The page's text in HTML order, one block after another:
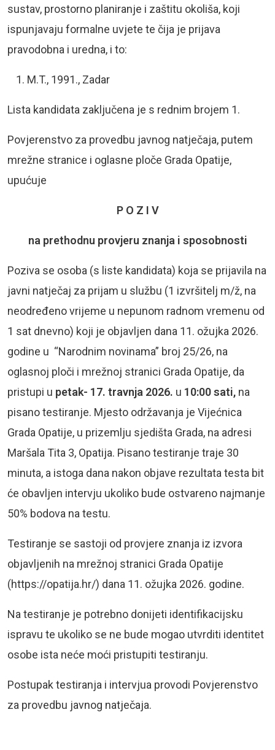
sustav, prostorno planiranje i zaštitu okoliša, koji
ispunjavaju formalne uvjete te čija je prijava
pravodobna i uredna, i to:
M.T., 1991., Zadar
Lista kandidata zaključena je s rednim brojem 1.
Povjerenstvo za provedbu javnog natječaja, putem
mrežne stranice i oglasne ploče Grada Opatije,
upućuje
P O Z I V
na prethodnu provjeru znanja i sposobnosti
Poziva se osoba (s liste kandidata) koja se prijavila na
javni natječaj za prijam u službu (1 izvršitelj m/ž, na
neodređeno vrijeme u nepunom radnom vremenu od
1 sat dnevno) koji je objavljen dana 11. ožujka 2026.
godine u “Narodnim novinama” broj 25/26, na
oglasnoj ploči i mrežnoj stranici Grada Opatije, da
pristupi u petak- 17. travnja 2026. u 10:00sati, na
pisano testiranje. Mjesto održavanja je Vijećnica
Grada Opatije, u prizemlju sjedišta Grada, na adresi
Maršala Tita 3, Opatija. Pisano testiranje traje 30
minuta, a istoga dana nakon objave rezultata testa bit
će obavljen intervju ukoliko bude ostvareno najmanje
50% bodova na testu.
Testiranje se sastoji od provjere znanja iz izvora
objavljenih na mrežnoj stranici Grada Opatije
(https://opatija.hr/) dana 11. ožujka 2026. godine.
Na testiranje je potrebno donijeti identifikacijsku
ispravu te ukoliko se ne bude mogao utvrditi identitet
osobe ista neće moći pristupiti testiranju.
Postupak testiranja i intervjua provodi Povjerenstvo
za provedbu javnog natječaja.